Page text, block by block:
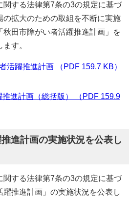
関する法律第7条の3の規定に基づ
の拡大のための取組を不断に実施
田市障がい者活躍推進計画」を
す。
活躍推進計画 （PDF 159.7 KB）
進計画（総括版） （PDF 159.9
進計画の実施状況を公表し
関する法律第7条の3の規定に基づ
躍推進計画」の実施状況を公表し